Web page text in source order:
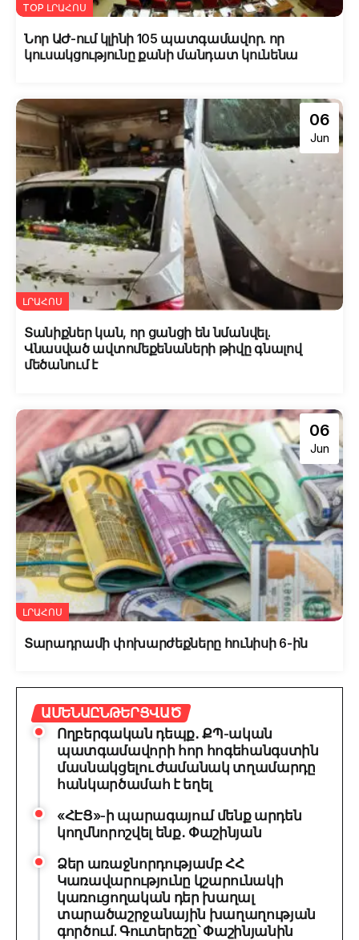
TOP ԼՐԱՀՈՍ
Նոր ԱԺ-ում կլինի 105 պատգամավոր. որ
կուսակցությունը քանի մանդատ կունենա
06
Jun
ԼՐԱՀՈՍ
Տանիքներ կան, որ ցանցի են նմանվել.
Վնասված ավտոմեքենաների թիվը գնալով
մեծանում է
06
Jun
ԼՐԱՀՈՍ
Տարադրամի փոխարժեքները հունիսի 6-ին
ԱՄԵՆԱԸՆԹԵՐՑՎԱԾ
Ողբերգական դեպք․ ՔՊ-ական
պատգամավորի հոր հոգեհանգստին
մասնակցելու ժամանակ տղամարդը
հանկարծամահ է եղել
«ՀԷՑ»-ի պարագայում մենք արդեն
կողմնորոշվել ենք․ Փաշինյան
Ձեր առաջնորդությամբ ՀՀ
Կառավարությունը կշարունակի
կառուցողական դեր խաղալ
տարածաշրջանային խաղաղության
գործում. Գուտերեշը՝ Փաշինյանին